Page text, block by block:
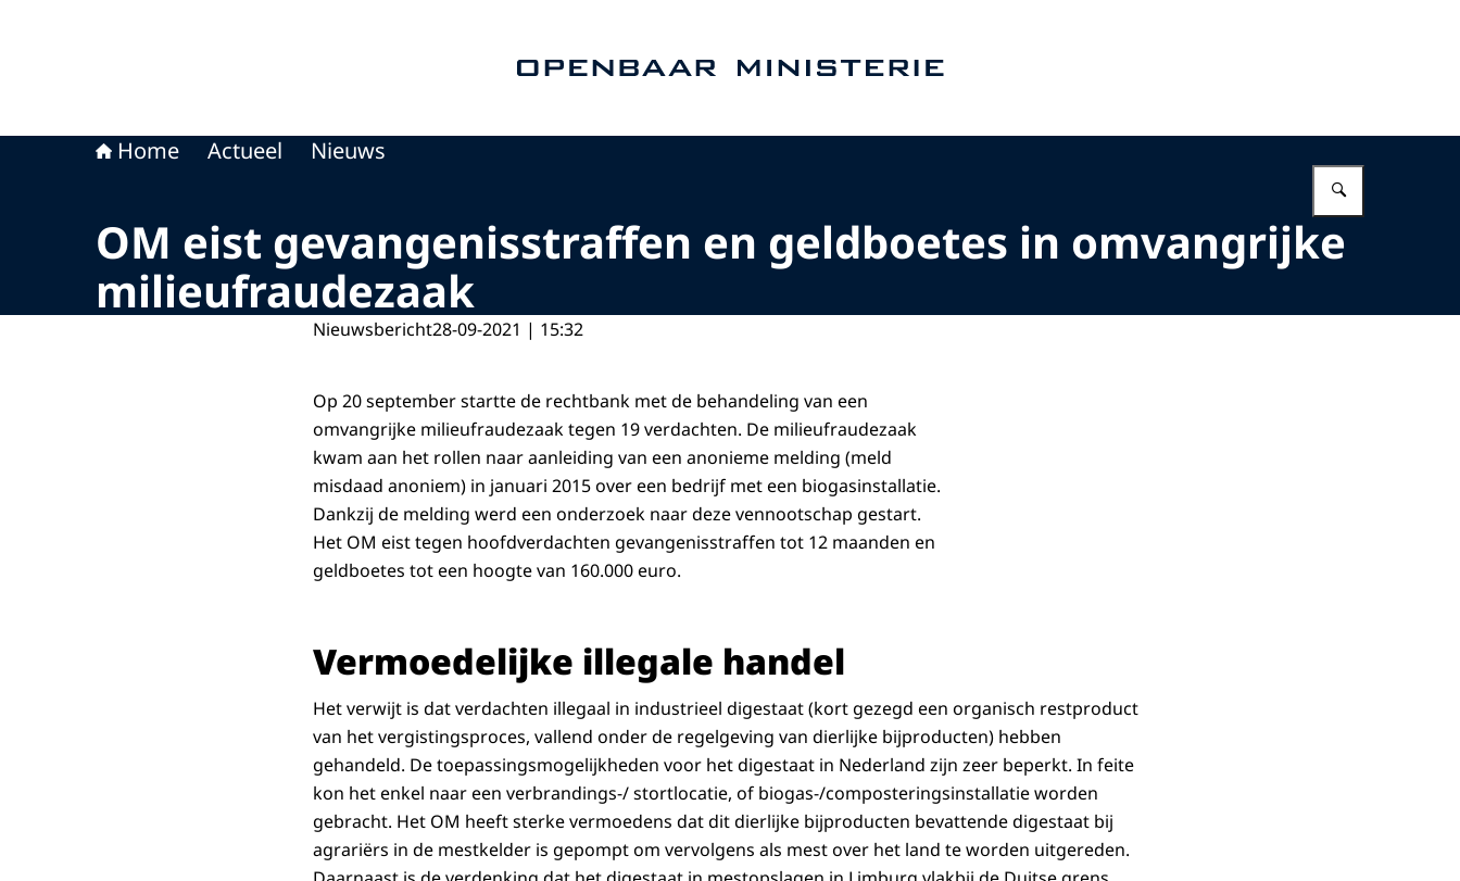
Home Actueel Nieuws
OM eist gevangenisstraffen en geldboetes in omvangrijke
milieufraudezaak
Nieuwsbericht28-09-2021 | 15:32
Op 20 september startte de rechtbank met de behandeling van een
omvangrijke milieufraudezaak tegen 19 verdachten. De milieufraudezaak
kwam aan het rollen naar aanleiding van een anonieme melding (meld
misdaad anoniem) in januari 2015 over een bedrijf met een biogasinstallatie.
Dankzij de melding werd een onderzoek naar deze vennootschap gestart.
Het OM eist tegen hoofdverdachten gevangenisstraffen tot 12 maanden en
geldboetes tot een hoogte van 160.000 euro.
Vermoedelijke illegale handel
Het verwijt is dat verdachten illegaal in industrieel digestaat (kort gezegd een organisch restproduct
van het vergistingsproces, vallend onder de regelgeving van dierlijke bijproducten) hebben
gehandeld. De toepassingsmogelijkheden voor het digestaat in Nederland zijn zeer beperkt. In feite
kon het enkel naar een verbrandings-/ stortlocatie, of biogas-/composteringsinstallatie worden
gebracht. Het OM heeft sterke vermoedens dat dit dierlijke bijproducten bevattende digestaat bij
agrariërs in de mestkelder is gepompt om vervolgens als mest over het land te worden uitgereden.